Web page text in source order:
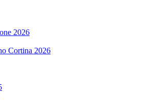
2026
Cortina 2026